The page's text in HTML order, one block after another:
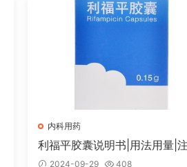
内科用药
利福平胶囊说明书|用法用量|
事项2024-09-29 408